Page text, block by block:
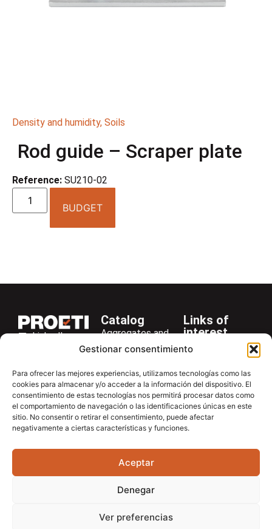
Gestionar consentimiento
Para ofrecer las mejores experiencias, utilizamos tecnologías como las
cookies para almacenar y/o acceder a la información del dispositivo. El
consentimiento de estas tecnologías nos permitirá procesar datos como
el comportamiento de navegación o las identificaciones únicas en este
sitio. No consentir o retirar el consentimiento, puede afectar
negativamente a ciertas características y funciones.
Aceptar
Denegar
Ver preferencias
Density and humidity, Soils
Rod guide – Scraper plate
Reference: SU210-02
BUDGET
LinkedIn
+34 916 28
29 40
proetisa@proetisa.com
Ctra de
Algete, Av
M-106, Km
Algete,
Catalog
Aggregates and
Rocks
Asphalt
Cements
Concrete
Soils
Soilmatic
Steels
Equipment
Links of
interest
Company
News
Newsletter
Download
Contac